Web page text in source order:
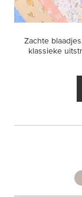
Zachte
klassieke